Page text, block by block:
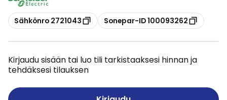
Kopioi
Sähkönro 2721043 Kopioi
Sonepar-ID 100093262
Kirjaudu sisään tai luo tili tarkistaaksesi hinnan ja
tehdäksesi tilauksen